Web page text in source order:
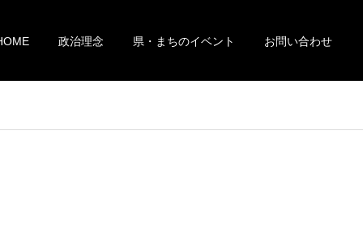
政治理念 県・まちのイベント お問い合わせ